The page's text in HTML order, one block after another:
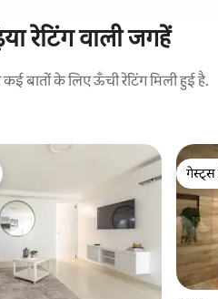
रेटिंग वाली जगहें
बातों के लिए ऊँची रेटिंग मिली हुई है.